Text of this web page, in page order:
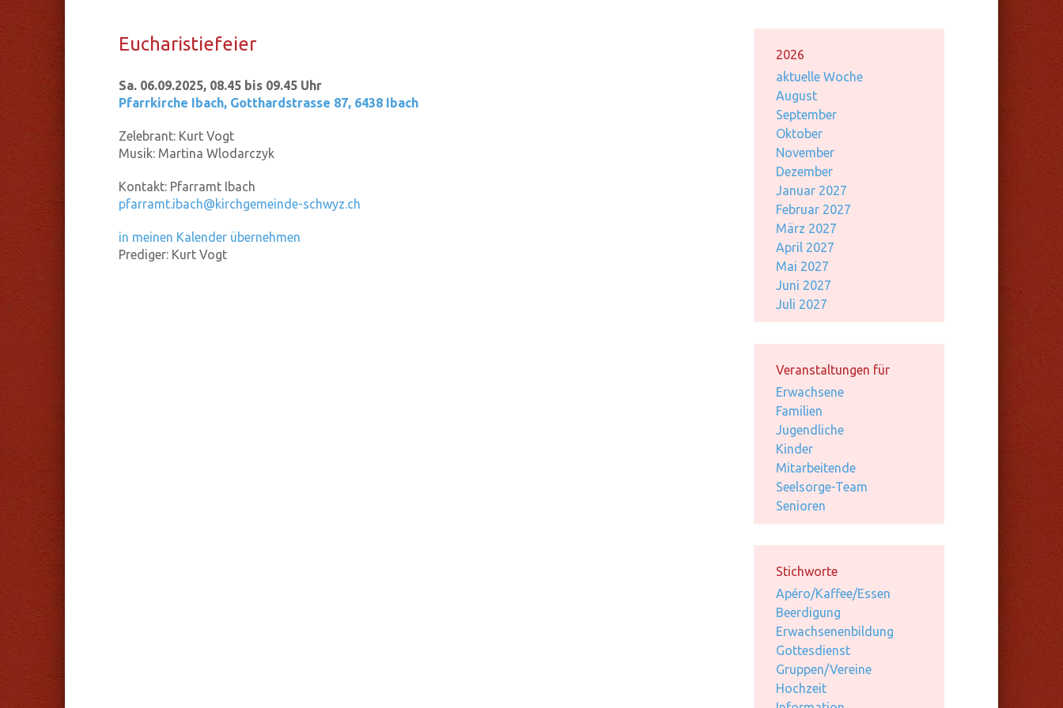
2026
aktuelle Woche
August
September
Oktober
November
Dezember
Januar 2027
Februar 2027
März 2027
April 2027
Mai 2027
Juni 2027
Juli 2027
Veranstaltungen für
Erwachsene
Familien
Jugendliche
Kinder
Mitarbeitende
Seelsorge-Team
Senioren
Stichworte
Apéro/Kaffee/Essen
Beerdigung
Erwachsenenbildung
Gottesdienst
Gruppen/Vereine
Hochzeit
Eu­cha­ris­tie­fei­er
Sa. 06.09.2025, 08.45 bis 09.45 Uhr
Pfarrkirche Ibach, Gotthardstrasse 87, 6438 Ibach
Zelebrant: Kurt Vogt
Musik: Martina Wlodarczyk
Kontakt: Pfarramt Ibach
pfarramt.ibach@kirchgemeinde-schwyz.ch
in meinen Kalender übernehmen
Prediger: Kurt Vogt